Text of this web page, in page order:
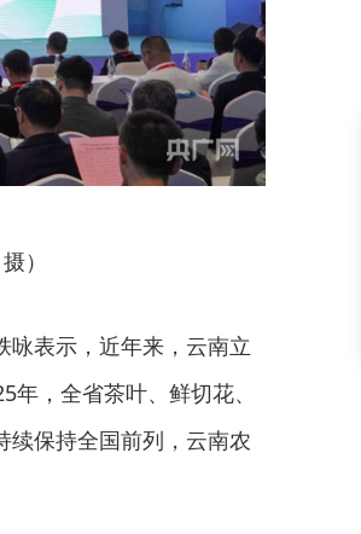
）
咏表示，近年来，云南立
，全省茶叶、鲜切花、
续保持全国前列，云南农